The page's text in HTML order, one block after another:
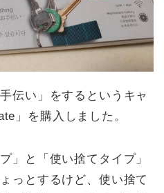
伝い」をするというキャ
」を購入しました。
」と「使い捨てタイプ」
っとするけど、使い捨て